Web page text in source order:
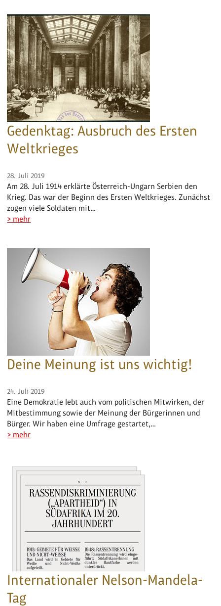
Gedenktag: Ausbruch des Ersten
Weltkrieges
28. Juli 2019
Am 28. Juli 1914 erklärte Österreich-Ungarn Serbien den
Krieg. Das war der Beginn des Ersten Weltkrieges. Zunächst
zogen viele Soldaten mit…
> mehr
Deine Meinung ist uns wichtig!
24. Juli 2019
Eine Demokratie lebt auch vom politischen Mitwirken, der
Mitbestimmung sowie der Meinung der Bürgerinnen und
Bürger. Wir haben eine Umfrage gestartet,…
> mehr
Internationaler Nelson-Mandela-
Tag